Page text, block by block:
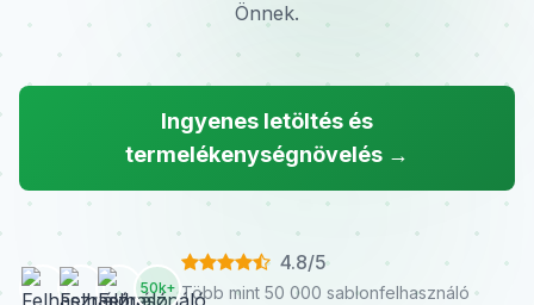
Önnek.
Ingyenes letöltés és
termelékenységnövelés →
50k+
4.8/5
Több mint 50 000 sablonfelhasználó